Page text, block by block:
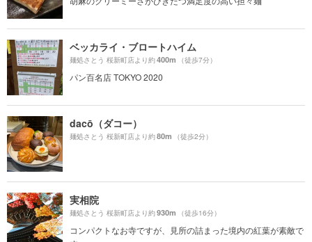
ベッカライ・ブロートハイム
麺処さとう 桜新町店より約400m （徒歩7分）
パン百名店 TOKYO 2020
dacō（ダコー）
麺処さとう 桜新町店より約80m （徒歩2分）
実相院
麺処さとう 桜新町店より約930m （徒歩16分）
コンパクトなお寺ですが、見所の詰まった境内の紅葉が素敵で